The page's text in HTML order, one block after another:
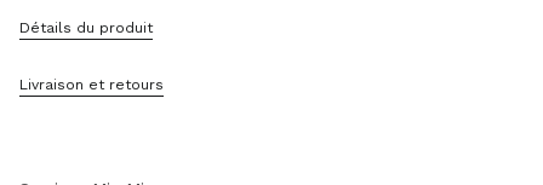
Détails du produit
Livraison et retours
Contacts
Sitemap